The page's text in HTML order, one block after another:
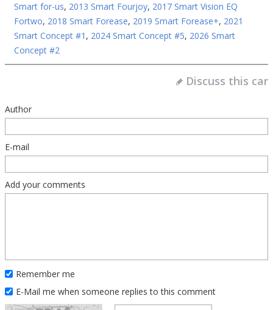
Smart for-us, 2013 Smart Fourjoy, 2017 Smart Vision EQ
Fortwo, 2018 Smart Forease, 2019 Smart Forease+, 2021
Smart Concept #1 , 2024 Smart Concept #5, 2026 Smart
Concept #2
Discuss this car
Author
E-mail
Add your comments
Remember me
E-Mail me when someone replies to this comment